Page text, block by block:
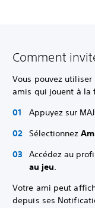
Comment
Vous pouvez
amis qui jouent à la
Appuyez sur
Sélectionnez
Accédez au
au jeu.
Votre ami peut
depuis ses